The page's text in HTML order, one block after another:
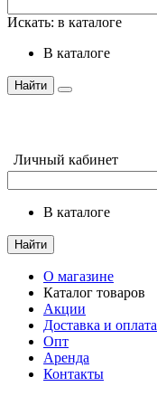
Искать: в каталоге
в каталоге
Найти
Личный кабинет
в каталоге
Найти
О магазине
Каталог товаров
Акции
Доставка и оплата
Опт
Аренда
Контакты